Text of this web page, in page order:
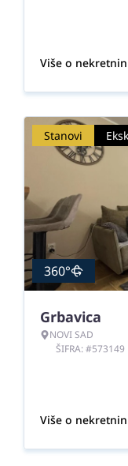
Više o
Stanovi
360°
Grbavica
NOVI SAD
ŠIFRA: #573149
Više o